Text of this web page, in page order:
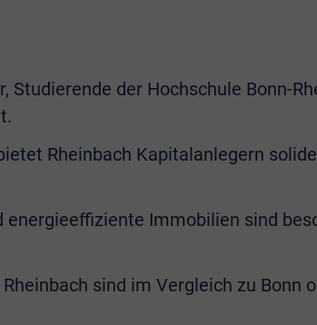
Studierende der Hochschule Bonn-
Rheinbach Kapitalanlegern solide
energieeffiziente Immobilien sind
sind im Vergleich zu Bonn